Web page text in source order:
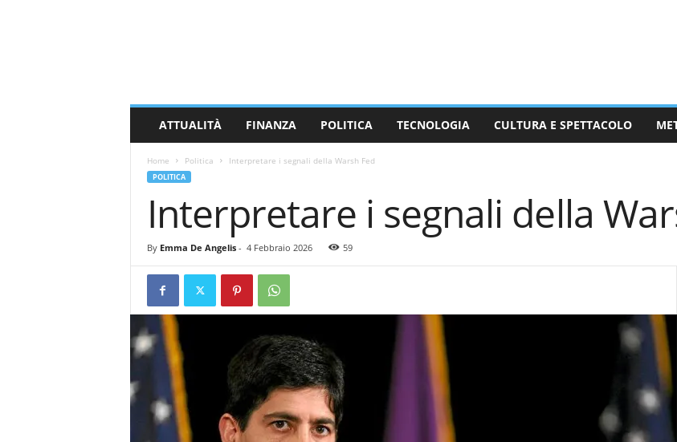
s
ATTUALITÀ FINANZA POLITICA TECNOLOGIA CULTURA E SPETTACOLO
Home Politica Interpretare i segnali della Warsh Fed
POLITICA
Interpretare i segnali della
By Emma De Angelis- 4 Febbraio 2026 59